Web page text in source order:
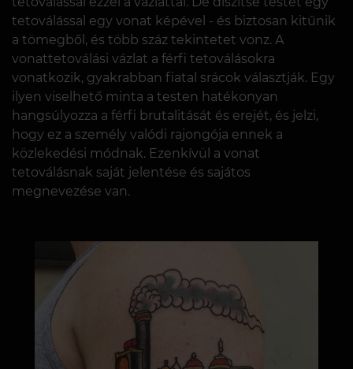
tetoválással egy vonat képével - és biztosan kitűnik
a tömegből, és több száz tekintetet vonz. A
vonattetoválási vázlat a férfi tetoválásokra
vonatkozik, gyakrabban fiatal srácok választják. Egy
ilyen viselhető minta a testen hatékonyan
hangsúlyozza a férfi brutalitását és erejét, és jelzi,
hogy ez a személy valódi rajongója ennek a
közlekedési módnak. Ezenkívül a vonat
tetoválásnak saját jelentése és sajátos
megnevezése van.